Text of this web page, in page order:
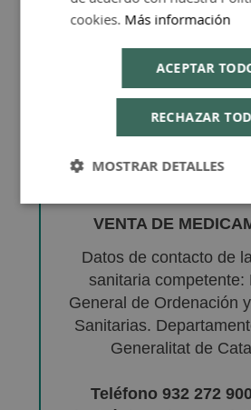
VENTA DE
Datos de contacto de
sanitaria competente:
General de Ordenación
Sanitarias.
Generalitat de
Teléfono 932 272
cookies. Más información
ACEPTAR
RECHAZAR
MOSTRAR DETALLES